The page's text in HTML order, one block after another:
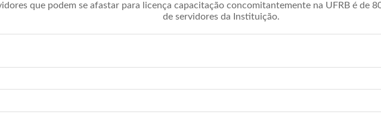
que podem se afastar para licença capacitação concomitantemente na UFRB é de
de servidores da Instituição.